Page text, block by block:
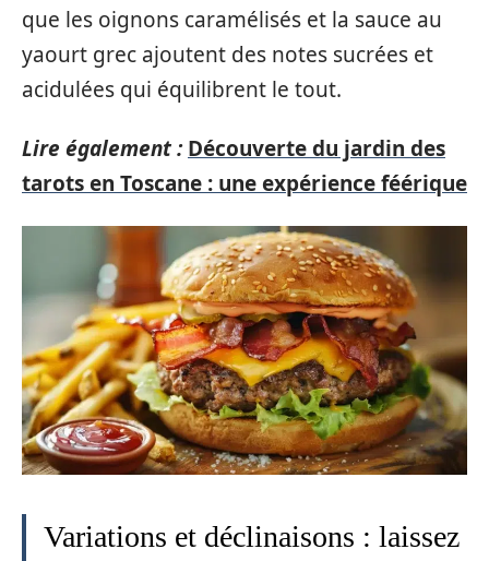
que les oignons caramélisés et la sauce au
yaourt grec ajoutent des notes sucrées et
acidulées qui équilibrent le tout.
Lire également : Découverte du jardin des
tarots en Toscane : une expérience féérique
Variations et déclinaisons : laissez